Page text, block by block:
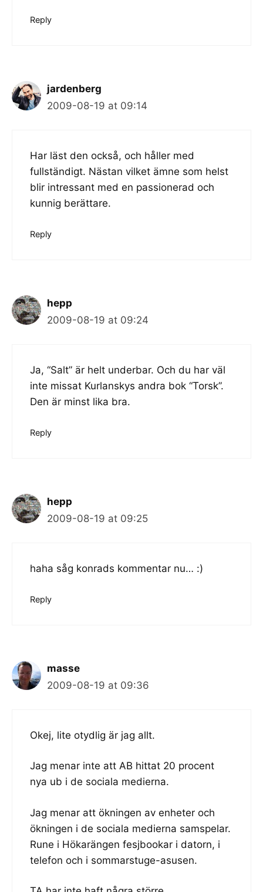
Reply
jardenberg
2009-08-19 at 09:14
Har läst den också, och håller med
fullständigt. Nästan vilket ämne som helst
blir intressant med en passionerad och
kunnig berättare.
Reply
hepp
2009-08-19 at 09:24
Ja, “Salt” är helt underbar. Och du har väl
inte missat Kurlanskys andra bok “Torsk”.
Den är minst lika bra.
Reply
hepp
2009-08-19 at 09:25
haha såg konrads kommentar nu… :)
Reply
masse
2009-08-19 at 09:36
Okej, lite otydlig är jag allt.
Jag menar inte att AB hittat 20 procent
nya ub i de sociala medierna.
Jag menar att ökningen av enheter och
ökningen i de sociala medierna samspelar.
Rune i Hökarängen fesjbookar i datorn, i
telefon och i sommarstuge-asusen.